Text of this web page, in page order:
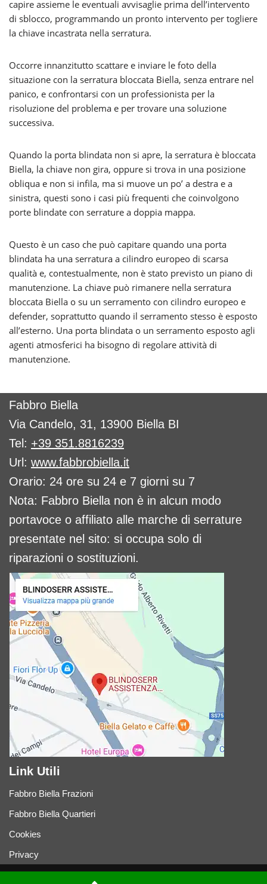
capire assieme le eventuali avvisaglie prima dell’intervento
di sblocco, programmando un pronto intervento per togliere
la chiave incastrata nella serratura.
Occorre innanzitutto scattare e inviare le foto della
situazione con la serratura bloccata Biella, senza entrare nel
panico, e confrontarsi con un professionista per la
risoluzione del problema e per trovare una soluzione
successiva.
Quando la porta blindata non si apre, la serratura è bloccata
Biella, la chiave non gira, oppure si trova in una posizione
obliqua e non si infila, ma si muove un po’ a destra e a
sinistra, questi sono i casi più frequenti che coinvolgono
porte blindate con serrature a doppia mappa.
Questo è un caso che può capitare quando una porta
blindata ha una serratura a cilindro europeo di scarsa
qualità e, contestualmente, non è stato previsto un piano di
manutenzione. La chiave può rimanere nella serratura
bloccata Biella o su un serramento con cilindro europeo e
defender, soprattutto quando il serramento stesso è esposto
all’esterno. Una porta blindata o un serramento esposto agli
agenti atmosferici ha bisogno di regolare attività di
manutenzione.
Fabbro Biella
Via Candelo, 31, 13900 Biella BI
Tel: +39 351.8816239
Url: www.fabbrobiella.it
Orario: 24 ore su 24 e 7 giorni su 7
Nota: Fabbro Biella non è in alcun modo
portavoce o affiliato alle marche di serrature
presentate nel sito: si occupa solo di
riparazioni o sostituzioni.
Link Utili
Fabbro Biella Frazioni
Fabbro Biella Quartieri
Cookies
Privacy